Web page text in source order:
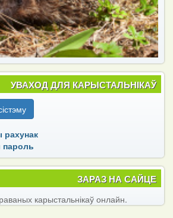
УВАХОД ДЛЯ КАРЫСТАЛЬНІКАЎ
ЗАРАЗ НА САЙЦЕ
карыстальнікаў онлайн.